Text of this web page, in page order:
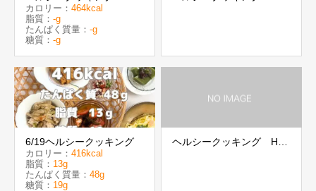
年3月
カロリー： 464kcal
脂質： -g
たんぱく質量： -g
糖質： -g
6/19ヘルシークッキング
カロリー： 416kcal
脂質： 13g
たんぱく質量： 48g
糖質： 19g
ヘルシークッキング H30